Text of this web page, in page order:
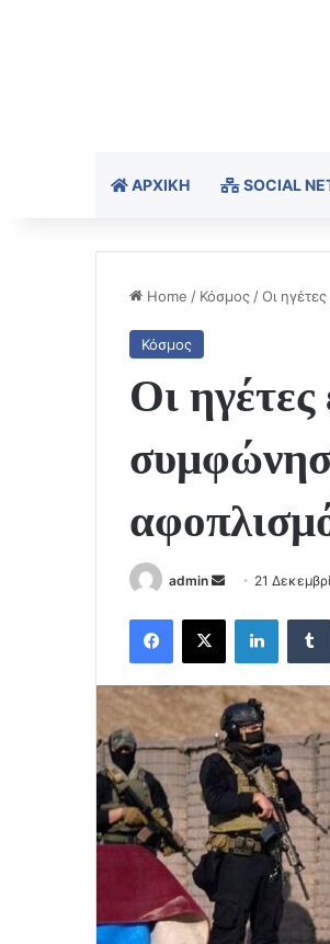
ΑΡΧΙΚΉ SOCIAL
Home / Κόσμος /Οι
Κόσμος
Οι
admin
Send
email
21
Facebook
X LinkedIn